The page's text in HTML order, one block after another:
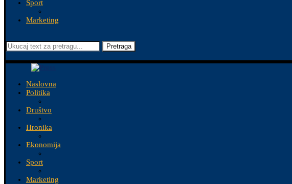
Sport
Marketing
Pretraga
Naslovna
Politika
Društvo
Hronika
Ekonomija
Sport
Marketing